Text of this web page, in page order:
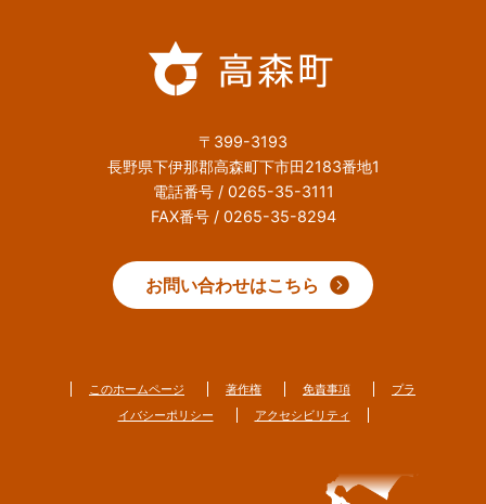
〒399-3193
長野県下伊那郡高森町下市田2183番地1
電話番号 / 0265-35-3111
FAX番号 / 0265-35-8294
お問い合わせはこちら
このホームページ 著作権 免責事項
プラ
イバシーポリシー
アクセシビリティ